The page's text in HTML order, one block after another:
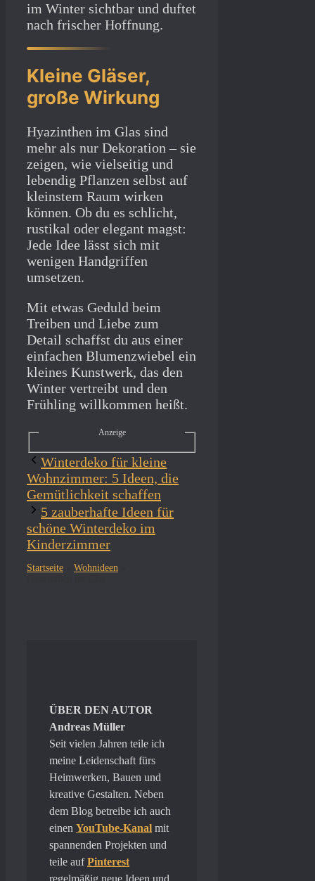
im Winter sichtbar und duftet
nach frischer Hoffnung.
Kleine Gläser,
große Wirkung
Hyazinthen im Glas sind
mehr als nur Dekoration – sie
zeigen, wie vielseitig und
lebendig Pflanzen selbst auf
kleinstem Raum wirken
können. Ob du es schlicht,
rustikal oder elegant magst:
Jede Idee lässt sich mit
wenigen Handgriffen
umsetzen.
Mit etwas Geduld beim
Treiben und Liebe zum
Detail schaffst du aus einer
einfachen Blumenzwiebel ein
kleines Kunstwerk, das den
Winter vertreibt und den
Frühling willkommen heißt.
Anzeige
Winterdeko für kleine
Wohnzimmer: 5 Ideen, die
Gemütlichkeit schaffen
5 zauberhafte Ideen für
schöne Winterdeko im
Kinderzimmer
Startseite Wohnideen
ÜBER DEN AUTOR
Andreas Müller
Seit vielen Jahren teile ich
meine Leidenschaft fürs
Heimwerken, Bauen und
kreative Gestalten. Neben
dem Blog betreibe ich auch
einen YouTube-Kanal mit
spannenden Projekten und
teile aufPinterest